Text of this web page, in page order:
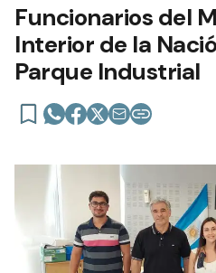
Funcionarios del
Interior de la
Parque Industrial